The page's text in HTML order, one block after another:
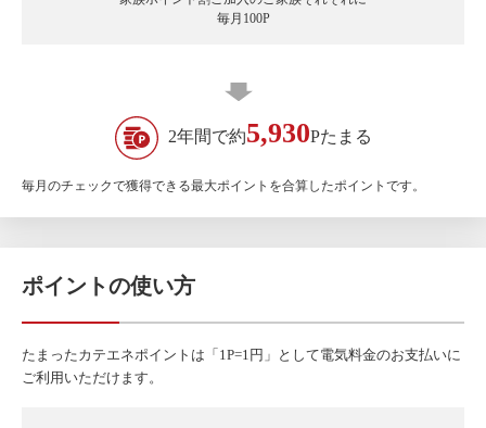
毎月100P
2年間で約5,930Pたまる
毎月のチェックで獲得できる最大ポイントを合算したポイントです。
ポイントの使い方
たまったカテエネポイントは「1P=1円」として電気料金のお支払いに
ご利用いただけます。